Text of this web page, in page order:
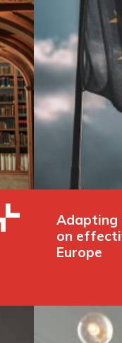
Adapting
on
Europe